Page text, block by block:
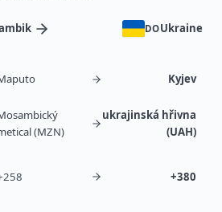
DOUkraine
Kyjev
(MZN)
ukrajinská hřivna
(UAH)
+380